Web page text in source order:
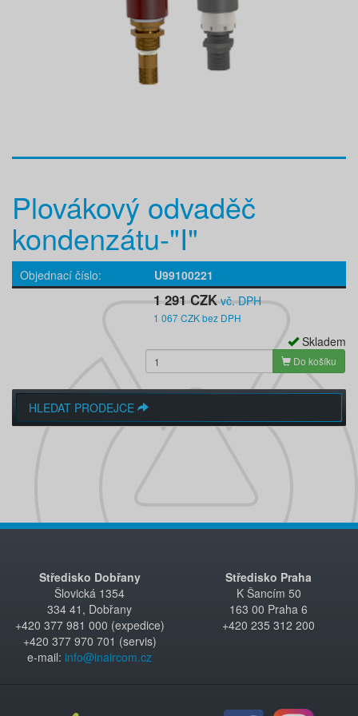
Plovákový odvaděč
kondenzátu-"I"
Objednací číslo U99100221
1 291 CZK vč. DPH
1 067 CZK bez DPH
Skladem
Do košíku
HLEDAT PRODEJCE
Středisko Dobřany
Šlovická 1354
334 41, Dobřany
+420 377 981 000 (expedice)
+420 377 970 701 (servis)
e-mail: info@inaircom.cz
Středisko Praha
K Šancím 50
163 00 Praha 6
+420 235 312 200